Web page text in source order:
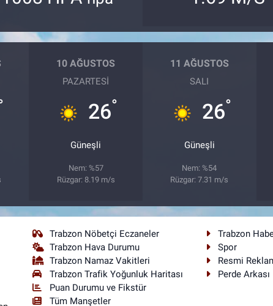
10 AĞUSTOS
PAZARTESI
26°
Güneşli
Nem: %57
Rüzgar: 8.19 m/s
11 AĞUSTOS
SALI
26°
Güneşli
Nem: %54
Rüzgar: 7.31 m/s
Trabzon Nöbetçi Eczaneler
Trabzon Hava Durumu
Trabzon Namaz Vakitleri
Trabzon Trafik Yoğunluk Haritası
Puan Durumu ve Fikstür
Tüm Manşetler
Trabzon
Spor
Resmi
Perde Arkası